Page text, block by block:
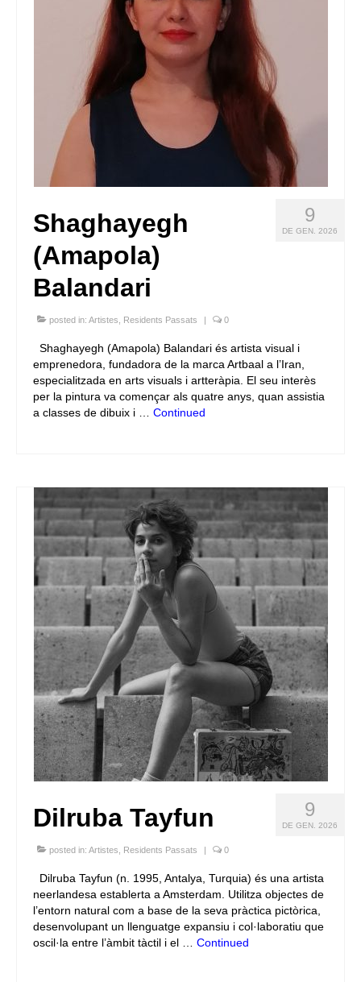
9
DE GEN. 2026
Shaghayegh
(Amapola)
Balandari
posted in: Artistes Residents Passats | 0
Shaghayegh (Amapola) Balandari és artista visual i
emprenedora, fundadora de la marca Artbaal a l’Iran,
especialitzada en arts visuals i artteràpia. El seu interès
per la pintura va començar als quatre anys, quan assistia
a classes de dibuix i … Continued
9
DE GEN. 2026
Dilruba Tayfun
posted in: Artistes Residents Passats | 0
Dilruba Tayfun (n. 1995, Antalya, Turquia) és una artista
neerlandesa establerta a Amsterdam. Utilitza objectes de
l’entorn natural com a base de la seva pràctica pictòrica,
desenvolupant un llenguatge expansiu i col·laboratiu que
oscil·la entre l’àmbit tàctil i el … Continued